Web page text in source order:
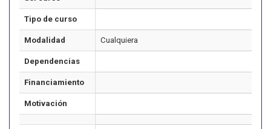
Tipo de curso
Modalidad Cualquiera
Dependencias
Financiamiento
Motivación